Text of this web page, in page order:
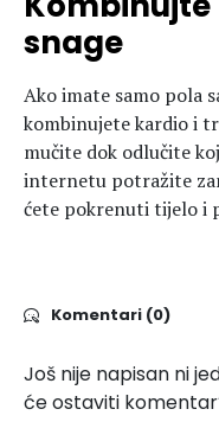
snage
Ako imate samo pola
kombinujete kardio i
mučite dok odlučite
internetu potražite
ćete pokrenuti tijelo i
Komentari (0)
Još nije napisan ni
će ostaviti